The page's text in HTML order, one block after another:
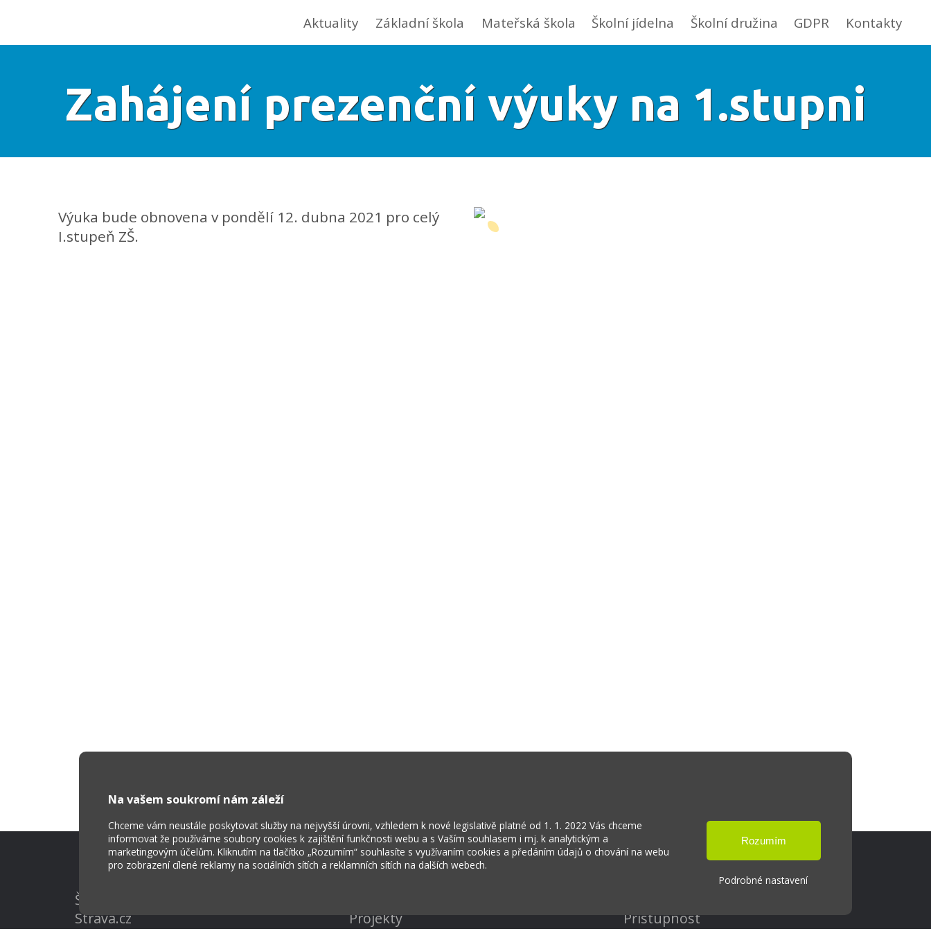
Aktuality Základní škola Mateřská škola Školní jídelna Školní družina GDPR Kontakty
Zahájení prezenční výuky na 1.stupni
Výuka bude obnovena v pondělí 12. dubna 2021 pro celý
I.stupeň ZŠ.
Na vašem soukromí nám záleží
Chceme vám neustále poskytovat služby na nejvyšší úrovni, vzhledem k nové legislativě platné od 1. 1. 2022 Vás chceme
informovat že používáme soubory cookies k zajištění funkčnosti webu a s Vaším souhlasem i mj. k analytickým a
marketingovým účelům. Kliknutím na tlačítko „Rozumím“ souhlasíte s využívaním cookies a předáním údajů o chování na webu
pro zobrazení cílené reklamy na sociálních sítích a reklamních sítích na dalších webech.
Podrobné nastavení
Škola Online
Strava.cz
Projekty
Přístupnost